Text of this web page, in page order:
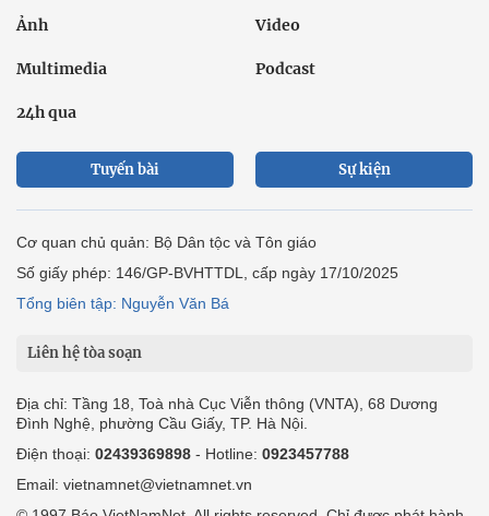
Ảnh Video
Multimedia Podcast
24h qua
Tuyến bài Sự kiện
Cơ quan chủ quản: Bộ Dân tộc và Tôn giáo
Số giấy phép: 146/GP-BVHTTDL, cấp ngày 17/10/2025
Tổng biên tập: Nguyễn Văn Bá
Liên hệ tòa soạn
Địa chỉ: Tầng 18, Toà nhà Cục Viễn thông (VNTA), 68 Dương
Đình Nghệ, phường Cầu Giấy, TP. Hà Nội.
Điện thoại: 02439369898 - Hotline: 0923457788
Email: vietnamnet@vietnamnet.vn